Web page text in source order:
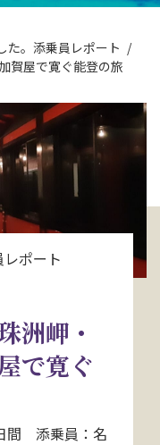
せ
合わせ
検索
た。添乗員レポート
賀屋で寛ぐ能登の旅
レポート
洲岬・
で寛ぐ
間 添乗員：名